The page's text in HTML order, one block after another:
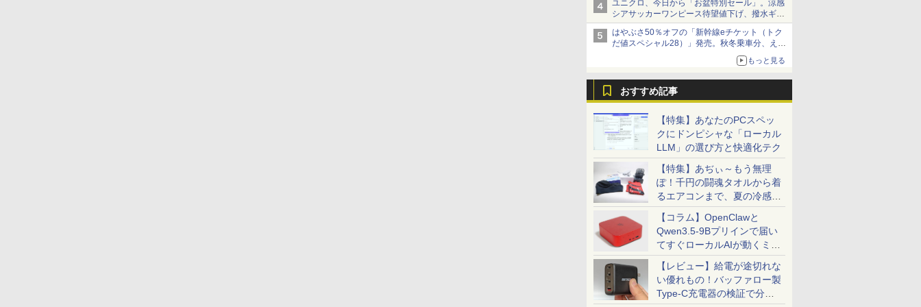
ユニクロ、今日から「お盆特別セール」。涼感
シアサッカーワンピース待望値下げ、撥水ギア
ショーツは1990円に
はやぶさ50％オフの「新幹線eチケット（トク
だ値スペシャル28）」発売。秋冬乗車分、えき
もっと見る
おすすめ記事
【特集】あなたのPCスペッ
クにドンピシャな「ローカル
LLM」の選び方と快適化テク
【特集】あぢぃ～もう無理
ぽ！千円の闘魂タオルから着
るエアコンまで、夏の冷感グ
ッズ一挙紹介
【コラム】OpenClawと
Qwen3.5-9Bプリインで届い
てすぐローカルAIが動くミニ
PC「SER9 Pro」
【レビュー】給電が途切れな
い優れもの！バッファロー製
Type-C充電器の検証で分か